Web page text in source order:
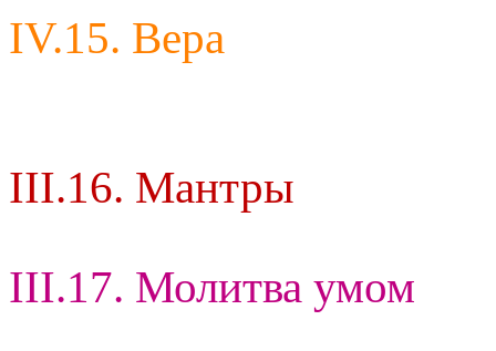
IV.15. Вера
III.16. Мантры
III.17. Молитва умом